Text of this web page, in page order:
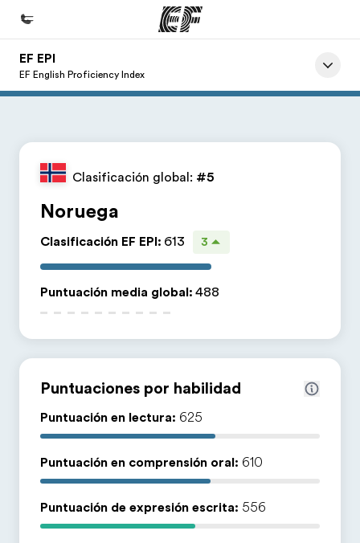
Inicio
Encuentra una oficina
Sobre nosotros
Trabajos
Únete al equipo
EF EPI
EF English Proficiency Index
Clasificación global: #5
Noruega
Clasificación EF EPI: 613 3
Puntuación media global: 488
Puntuaciones por habilidad
Puntuación en lectura: 625
Puntuación en comprensión oral: 610
Puntuación de expresión escrita: 556